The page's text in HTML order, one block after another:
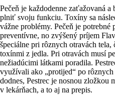
Pečeň je každodenne zaťažovaná
plniť svoju funkciu. Toxíny sa
vážne problémy. Pečeň je
preventívne, no zvýšený príjem
špeciálne pri rôznych otravách
toxínmi z jedla. Pri otravách musí
nežiadúcimi látkami poradila.
využívali ako „protijed“ po
dodnes, Pestrec je nosnou zložkou
v lekárňach, a to aj na prepis.